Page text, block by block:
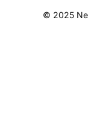
© 2025